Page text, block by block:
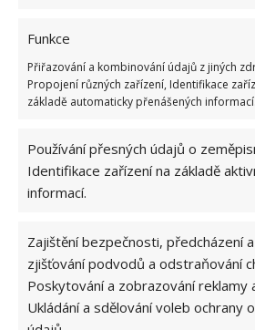
Funkce
Přiřazování a kombinování údajů z jiných
Propojení různých zařízení, Identifikace
základě automaticky přenášených informací.
Používání přesných údajů o
Identifikace zařízení na základě
informací.
Zajištění bezpečnosti, předcházení a
zjišťování podvodů a odstraňování
Poskytování a zobrazování reklamy
Ukládání a sdělování voleb ochrany
Absolvent
univerzity,
velkým
možné najít v